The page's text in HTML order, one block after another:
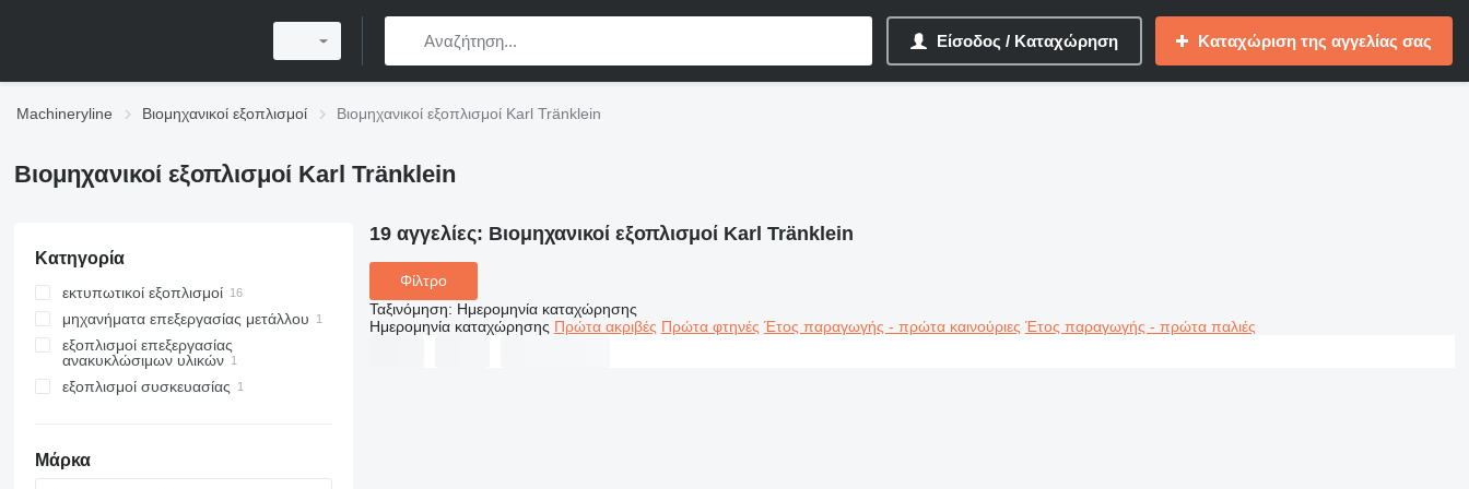
Είσοδος / Καταχώρηση Καταχώριση της αγγελίας σας
Machineryline Βιομηχανικοί εξοπλισμοί Βιομηχανικοί εξοπλισμοί Karl Tränklein
Βιομηχανικοί εξοπλισμοί Karl Tränklein
Κατηγορία
εκτυπωτικοί εξοπλισμοί
μηχανές εργασιών μετεκτύπωσης
μηχανές βιβλιοδεσίας
μηχανές θερμοκόλλησης
άλλοι εξοπλισμοί εκτύπωσης
μηχανήματα επεξεργασίας μετάλλου
μηχανές εγκοπής
εξοπλισμοί επεξεργασίας
ανακυκλώσιμων υλικών
εξοπλισμοί επεξεργασίας χαρτιού
εξοπλισμοί συσκευασίας
Μάρκα
19 αγγελίες: Βιομηχανικοί εξοπλισμοί Karl Tränklein
Φίλτρο
Ταξινόμηση: Ημερομηνία καταχώρησης
Ημερομηνία καταχώρησης Πρώτα ακριβές Πρώτα φτηνές Έτος παραγωγής - πρώτα καινούριες Έτος παραγωγής - πρώτα παλιές